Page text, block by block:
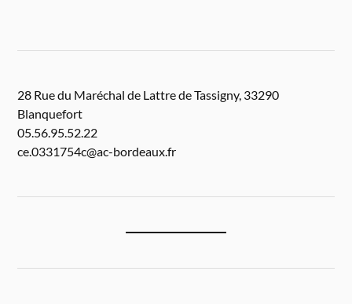
28 Rue du Maréchal de Lattre de Tassigny, 33290
Blanquefort
05.56.95.52.22
ce.0331754c@ac-bordeaux.fr